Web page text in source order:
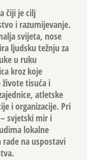
čiji je cilj
i razumijevanje.
svijeta, nose
ljudsku težnju za
u ruku
kroz koje
tisuća i
atletske
i organizacije. Pri
svjetski mir i
lokalne
rade na uspostavi